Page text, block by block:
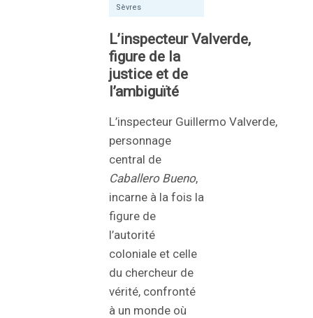
Sèvres
L’inspecteur Valverde,
figure de la
justice et de
l’ambiguïté
L’inspecteur Guillermo Valverde,
personnage
central de
Caballero Bueno,
incarne à la fois la
figure de
l’autorité
coloniale et celle
du chercheur de
vérité, confronté
à un monde où